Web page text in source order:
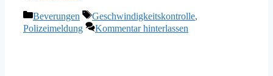
Kategorien
Beverungen Schlagwörter
Geschwindigkeitskontrolle,
Polizeimeldung
Kommentar hinterlassen